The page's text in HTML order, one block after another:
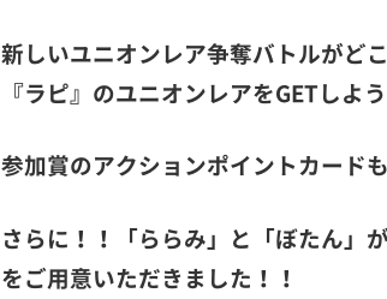
新しいユニオンレア争奪バトルがど
『ラピ』のユニオンレアをGETしよ
参加賞のアクションポイントカード
さらに！！「ららみ」と「ぼたん」
をご用意いただきました！！